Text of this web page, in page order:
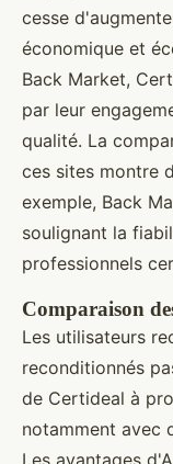
cesse
économique et
Back Market,
par leur
qualité. La
ces sites montre
exemple, Back
soulignant la
professionnels
Comparaison
Les utilisateurs
reconditionnés
de Certideal à
notamment avec